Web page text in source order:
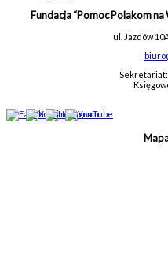
Fundacja “Pomoc Polakom
ul. Jazdów
Sekretariat: